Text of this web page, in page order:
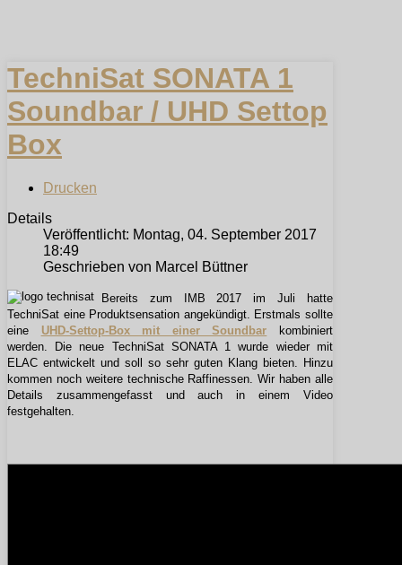
TechniSat SONATA 1
Soundbar / UHD Settop
Box
Drucken
Details
Veröffentlicht: Montag, 04. September 2017
18:49
Geschrieben von Marcel Büttner
Bereits zum IMB 2017 im Juli hatte
TechniSat eine Produktsensation angekündigt. Erstmals sollte
eine UHD-Settop-Box mit einer Soundbar kombiniert
werden. Die neue TechniSat SONATA 1 wurde wieder mit
ELAC entwickelt und soll so sehr guten Klang bieten. Hinzu
kommen noch weitere technische Raffinessen. Wir haben alle
Details zusammengefasst und auch in einem Video
festgehalten.